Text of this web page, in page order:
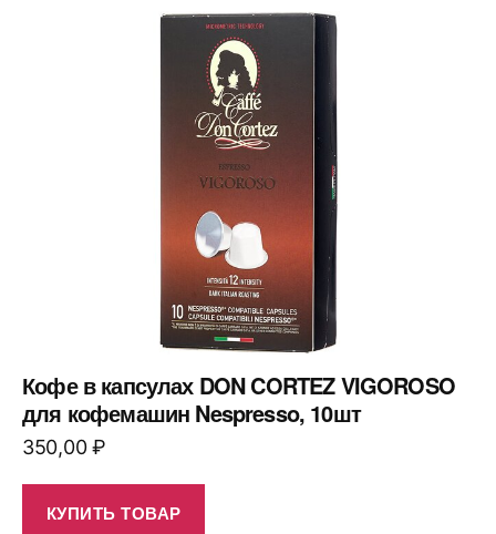
Кофе в капсулах DON CORTEZ VIGOROSO
для кофемашин Nespresso, 10шт
350,00₽
КУПИТЬ ТОВАР